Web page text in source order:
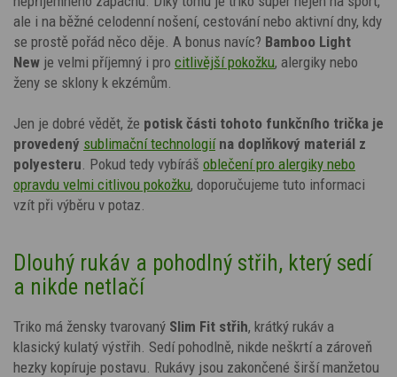
ale i na běžné celodenní nošení, cestování nebo aktivní dny, kdy
se prostě pořád něco děje. A bonus navíc? Bamboo Light
New je velmi příjemný i pro citlivější pokožku, alergiky nebo
ženy se sklony k ekzémům.
Jen je dobré vědět, že potisk části tohoto funkčního trička je
provedený sublimační technologiína doplňkový materiál z
polyesteru . Pokud tedy vybíráš oblečení pro alergiky nebo
opravdu velmi citlivou pokožku, doporučujeme tuto informaci
vzít při výběru v potaz.
Dlouhý rukáv a pohodlný střih, který sedí
a nikde netlačí
Triko má žensky tvarovaný Slim Fit střih, krátký rukáv a
klasický kulatý výstřih. Sedí pohodlně, nikde neškrtí a zároveň
hezky kopíruje postavu. Rukávy jsou zakončené širší manžetou